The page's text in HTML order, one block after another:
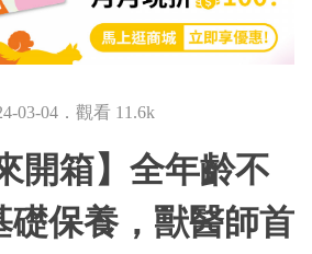
03-04．觀看 11.6k
開箱】全年齡不
礎保養，獸醫師首